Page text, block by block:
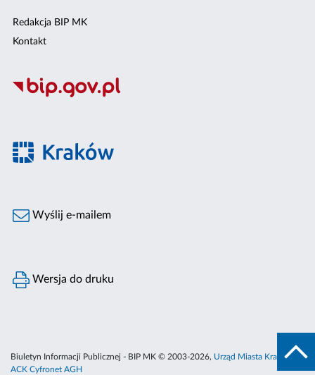
Redakcja BIP MK
Kontakt
Wyślij e-mailem
Wersja do druku
Biuletyn Informacji Publicznej - BIP MK © 2003-2026, Urząd Miasta Krakowa
ACK Cyfronet AGH